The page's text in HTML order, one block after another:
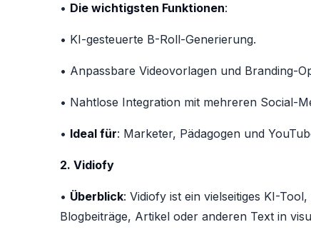
• Die wichtigsten Funktionen:
• KI-gesteuerte B-Roll-Generierung.
• Anpassbare Videovorlagen und Branding-
• Nahtlose Integration mit mehreren Social-
• Ideal für: Marketer, Pädagogen und
2. Vidiofy
• Überblick: Vidiofy ist ein vielseitiges KI-
Blogbeiträge, Artikel oder anderen Text in